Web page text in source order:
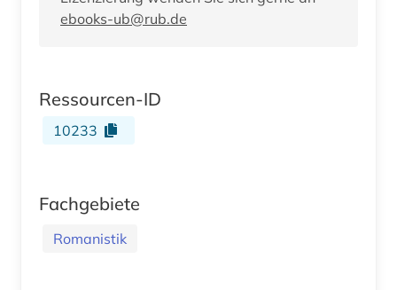
ebooks-ub@rub.de
Ressourcen-ID
10233
Fachgebiete
Romanistik